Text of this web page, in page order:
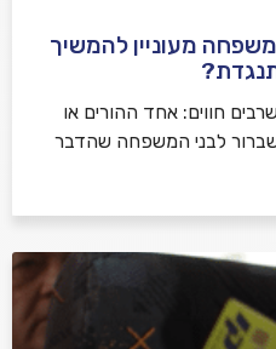
מעוניין להמשיך
חווים: אחד ההורים או
לבני המשפחה שהדבר